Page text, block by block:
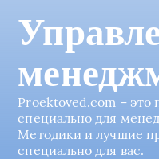
Proektoved.com – это
специально для
Методики и лучшие
специально для вас.